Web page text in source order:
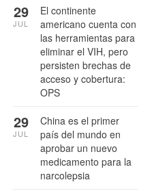
El continente
americano cuenta con
las herramientas para
eliminar el VIH, pero
persisten brechas de
acceso y cobertura:
OPS
29
JUL
China es el primer
país del mundo en
aprobar un nuevo
medicamento para la
narcolepsia
29
JUL